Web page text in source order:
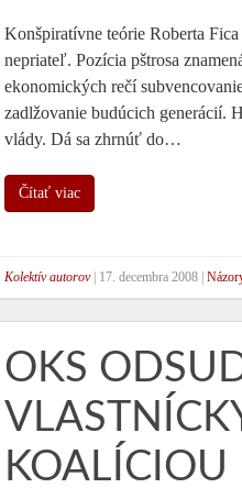
Konšpiratívne teórie Roberta
nepriateľ. Pozícia pštrosa
ekonomických rečí
zadlžovanie budúcich generácií.
vlády. Dá sa zhrnúť do…
Čítať viac
Kolektív autorov| 17. decembra 2008
OKS
KOALÍCIOU